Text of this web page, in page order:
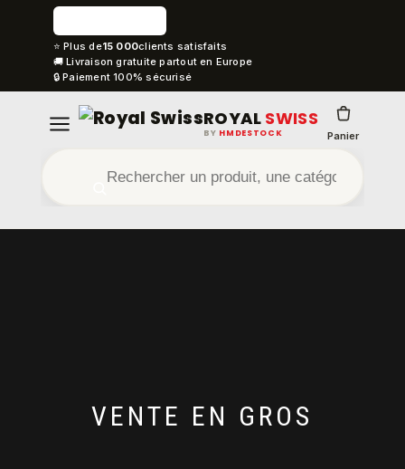
⭐ Plus de15 000clients satisfaits
🚚 Livraison gratuite partout en Europe
🔒 Paiement 100% sécurisé
ROYAL SWISS
BY HMDESTOCK Panier
VENTE EN GROS